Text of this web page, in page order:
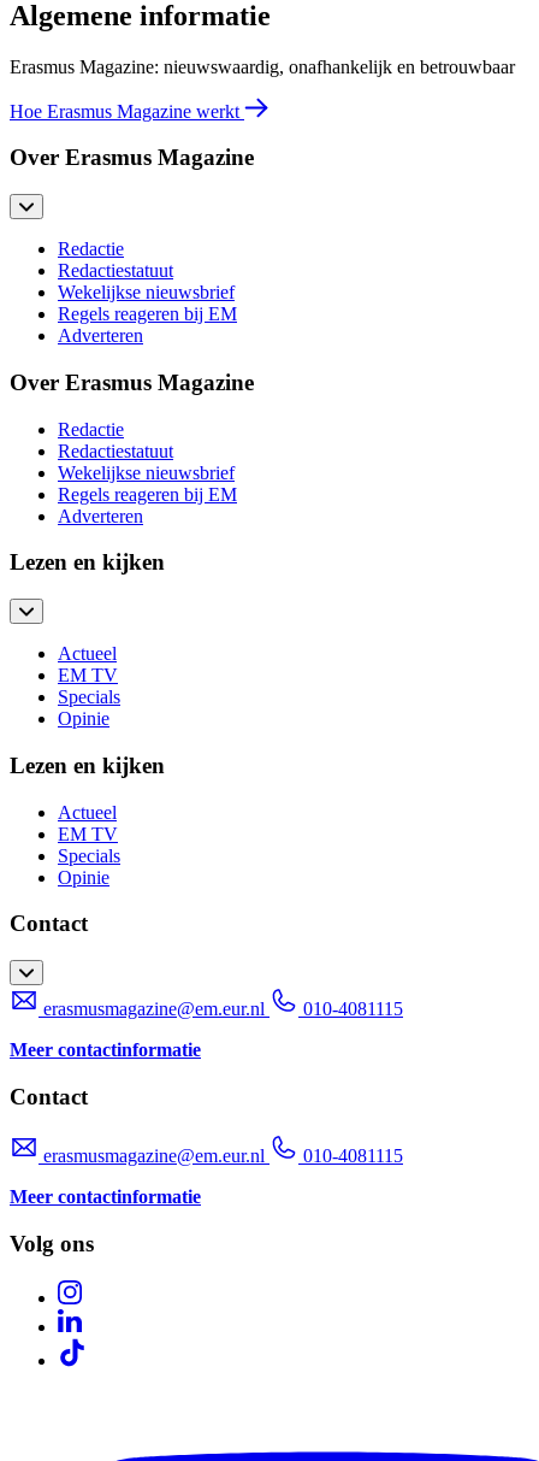
Algemene informatie
Erasmus Magazine: nieuwswaardig, onafhankelijk en betrouwbaar
Hoe Erasmus Magazine werkt
Over Erasmus Magazine
Redactie
Redactiestatuut
Wekelijkse nieuwsbrief
Regels reageren bij EM
Adverteren
Over Erasmus Magazine
Redactie
Redactiestatuut
Wekelijkse nieuwsbrief
Regels reageren bij EM
Adverteren
Lezen en kijken
Actueel
EM TV
Specials
Opinie
Lezen en kijken
Actueel
EM TV
Specials
Opinie
Contact
erasmusmagazine@em.eur.nl
010-4081115
Meer contactinformatie
Contact
erasmusmagazine@em.eur.nl
010-4081115
Meer contactinformatie
Volg ons